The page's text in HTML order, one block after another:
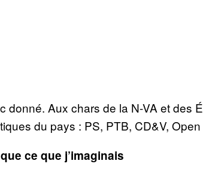
donné. Aux chars de la N-VA et des
du pays : PS, PTB, CD&V,
ce que j’imaginais